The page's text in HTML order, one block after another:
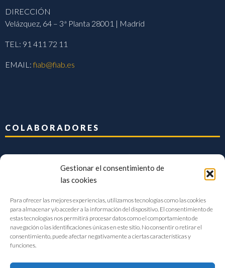
Gestionar el consentimiento de
las cookies
Para ofrecer las mejores experiencias, utilizamos tecnologías como las cookies
para almacenar y/o acceder a la información del dispositivo. El consentimiento de
estas tecnologías nos permitirá procesar datos como el comportamiento de
navegación o las identificaciones únicas en este sitio. No consentir o retirar el
consentimiento, puede afectar negativamente a ciertas características y
funciones.
DIRECCIÓN
Velázquez, 64 – 3ª Planta 28001 | Madrid
TEL: 91 411 72 11
EMAIL:fiab@fiab.es
COLABORADORES